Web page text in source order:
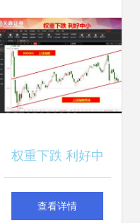
头？
权重下跌 利好中
小？天鼎证券早评
查看详情